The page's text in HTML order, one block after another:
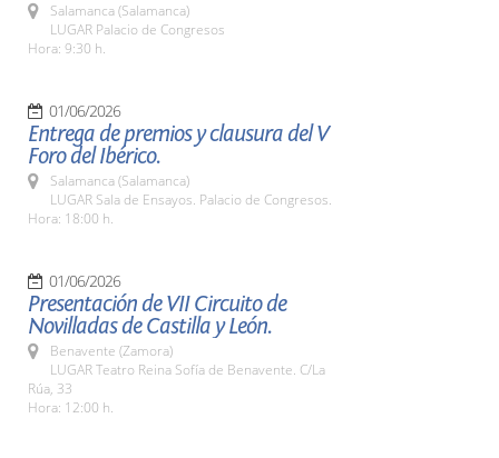
Salamanca (Salamanca)
LUGAR Palacio de Congresos
Hora: 9:30 h.
01/06/2026
Entrega de premios y clausura del V
Foro del Ibérico.
Salamanca (Salamanca)
LUGAR Sala de Ensayos. Palacio de Congresos.
Hora: 18:00 h.
01/06/2026
Presentación de VII Circuito de
Novilladas de Castilla y León.
Benavente (Zamora)
LUGAR Teatro Reina Sofía de Benavente. C/La
Rúa, 33
Hora: 12:00 h.